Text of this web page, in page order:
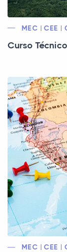
MEC | CEE |
Curso
MEC | CEE |